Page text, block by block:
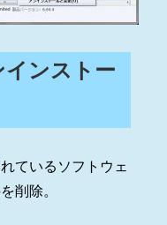
ンストー
ているソフトウェ
削除。